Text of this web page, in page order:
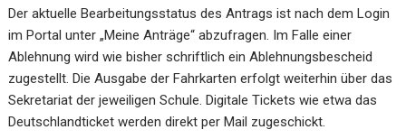
Der aktuelle Bearbeitungsstatus des Antrags ist nach dem Login
im Portal unter „Meine Anträge“ abzufragen. Im Falle einer
Ablehnung wird wie bisher schriftlich ein Ablehnungsbescheid
zugestellt. Die Ausgabe der Fahrkarten erfolgt weiterhin über das
Sekretariat der jeweiligen Schule. Digitale Tickets wie etwa das
Deutschlandticket werden direkt per Mail zugeschickt.